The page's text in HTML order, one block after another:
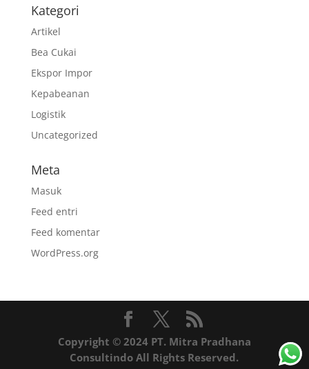
Kategori
Artikel
Bea Cukai
Ekspor Impor
Kepabeanan
Logistik
Uncategorized
Meta
Masuk
Feed entri
Feed komentar
WordPress.org
Copyright © 2024 PT. Mitra Pradhana
Consultindo All Rights Reserved.